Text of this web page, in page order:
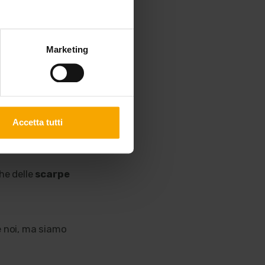
Marketing
Accetta tutti
ma
delle scarpe
ma siamo